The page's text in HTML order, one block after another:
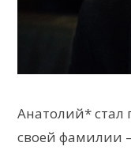
Анатолий* стал
своей фамилии